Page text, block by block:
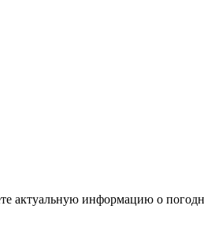
актуальную информацию о